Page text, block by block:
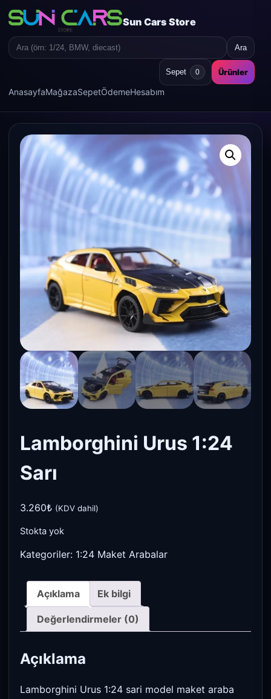
Sun Cars Store
AnasayfaMağazaSepetÖdemeHesabım
Search
Ara
Sepet 0 Ürünler
Lamborghini Urus 1:24
Sarı
3.260₺ (KDV dahil)
Stokta yok
Kategoriler: 1:24 Maket Arabalar
Açıklama Ek bilgi
Değerlendirmeler (0)
Açıklama
Lamborghini Urus 1:24 sari model maket araba